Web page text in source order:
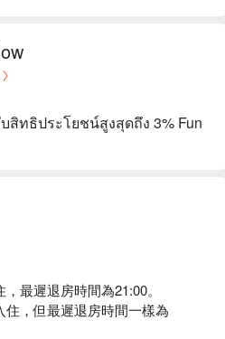
สิทธิประโยชน์สูงสุดถึง 3% Fun
最遲退房時間為21:00。
住，但最遲退房時間一樣為